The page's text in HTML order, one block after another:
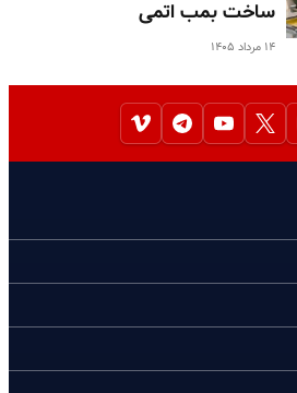
ساخت بمب اتمی
۱۴ مرداد ۱۴۰۵